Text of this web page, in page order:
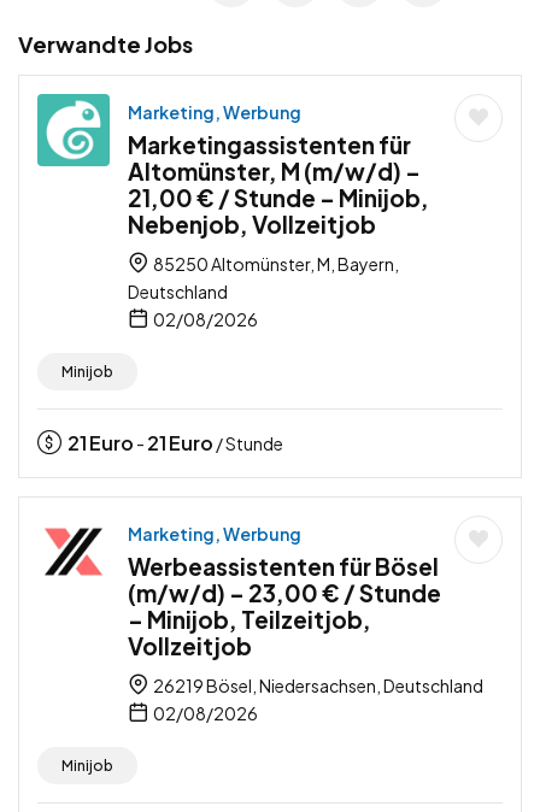
Verwandte Jobs
Marketing, Werbung
Marketingassistenten für
Altomünster, M (m/w/d) –
21,00 € / Stunde – Minijob,
Nebenjob, Vollzeitjob
85250 Altomünster, M, Bayern,
Deutschland
02/08/2026
Minijob
21Euro - 21Euro / Stunde
Marketing, Werbung
Werbeassistenten für Bösel
(m/w/d) – 23,00 € / Stunde
– Minijob, Teilzeitjob,
Vollzeitjob
26219 Bösel, Niedersachsen, Deutschland
02/08/2026
Minijob